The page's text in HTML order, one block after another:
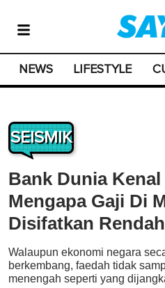
NEWS LIFESTYLE
SEISMIK
Bank Dunia
Mengapa Gaji Di
Disifatkan Rendah
Walaupun ekonomi negara
berkembang, faedah tidak
menengah seperti yang